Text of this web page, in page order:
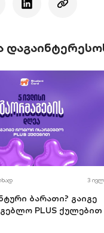
3
ბარათი? გაიგე
PLUS ქულებით